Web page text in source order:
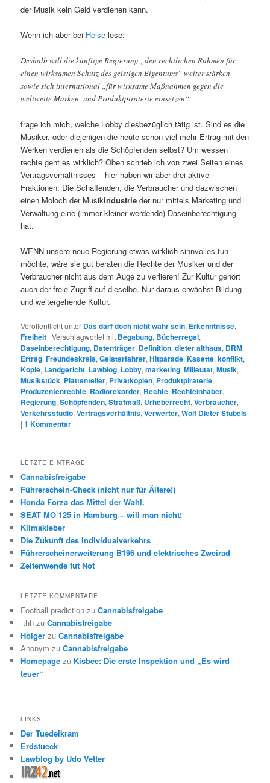
der Musik kein Geld verdienen kann.
Wenn ich aber bei Heise lese:
Deshalb will die künftige Regierung „den rechtlichen Rahmen für
einen wirksamen Schutz des geistigen Eigentums“ weiter stärken
sowie sich international „für wirksame Maßnahmen gegen die
weltweite Marken- und Produktpiraterie einsetzen“.
frage ich mich, welche Lobby diesbezüglich tätig ist. Sind es die
Musiker, oder diejenigen die heute schon viel mehr Ertrag mit den
Werken verdienen als die Schöpfenden selbst? Um wessen
rechte geht es wirklich? Oben schrieb ich von zwei Seiten eines
Vertragsverhältnisses – hier haben wir aber drei aktive
Fraktionen: Die Schaffenden, die Verbraucher und dazwischen
einen Moloch der Musikindustrie der nur mittels Marketing und
Verwaltung eine (immer kleiner werdende) Daseinberechtigung
hat.
WENN unsere neue Regierung etwas wirklich sinnvolles tun
möchte, wäre sie gut beraten die Rechte der Musiker und der
Verbraucher nicht aus dem Auge zu verlieren! Zur Kultur gehört
auch der freie Zugriff auf dieselbe. Nur daraus erwächst Bildung
und weitergehende Kultur.
Veröffentlicht unter Das darf doch nicht wahr sein, Erkenntnisse,
Freiheit |Verschlagwortet mit Begabung, Bücherregal,
Daseinberechtigung, Datenträger, Definition,dieter althaus, DRM,
Ertrag,Freundeskreis,Geisterfahrer,Hitparade,Kasette,konflikt,
Kopie, Landgericht, Lawblog, Lobby,marketing,Milieutat,Musik,
Musikstück, Plattenteller, Privatkopien, Produktpiraterie,
Produzentenrechte, Radiorekorder, Rechte, Rechteinhaber,
Regierung,Schöpfenden,Strafmaß, Urheberrecht,Verbraucher,
Verkehrsstudio,Vertragsverhältnis,Verwerter,Wolf Dieter Stubels
|1 Kommentar
LETZTE EINTRÄGE
Cannabisfreigabe
Führerschein-Check (nicht nur für Ältere!)
Honda Forza das Mittel der Wahl.
SEAT MO 125 in Hamburg – will man nicht!
Klimakleber
Die Zukunft des Individualverkehrs
Führerscheinerweiterung B196 und elektrisches Zweirad
Zeitenwende tut Not
LETZTE KOMMENTARE
Football prediction zuCannabisfreigabe
-thh zuCannabisfreigabe
Holger zuCannabisfreigabe
Anonym zuCannabisfreigabe
Homepage zu Kisbee: Die erste Inspektion und „Es wird
teuer“
LINKS
Der Tuedelkram
Erdstueck
Lawblog by Udo Vetter